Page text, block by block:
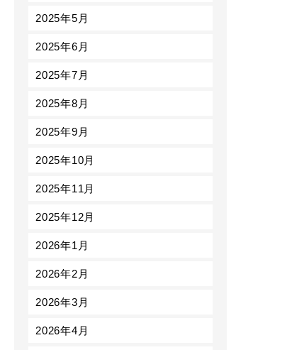
2025年5月
2025年6月
2025年7月
2025年8月
2025年9月
2025年10月
2025年11月
2025年12月
2026年1月
2026年2月
2026年3月
2026年4月